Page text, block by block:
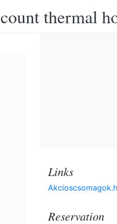
thermal
Links
Reservation